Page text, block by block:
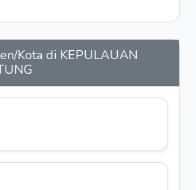
Kota di KEPULAUAN